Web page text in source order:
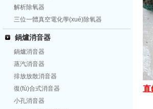
解析除氧器
三位一體真空電化學(xué)除氧器
鍋爐消音器
鍋爐消音器
蒸汽消音器
排放放散消音器
復(fù)合式消音器
小孔消音器
直